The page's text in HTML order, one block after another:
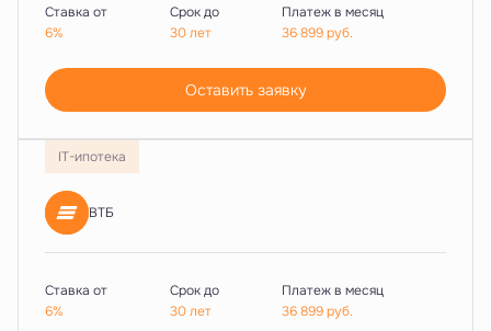
Ставка от
6%
Срок до
30 лет
Платеж в месяц
36 899руб.
Оставить заявку
IT-ипотека
ВТБ
Ставка от
6%
Срок до
30 лет
Платеж в месяц
36 899руб.